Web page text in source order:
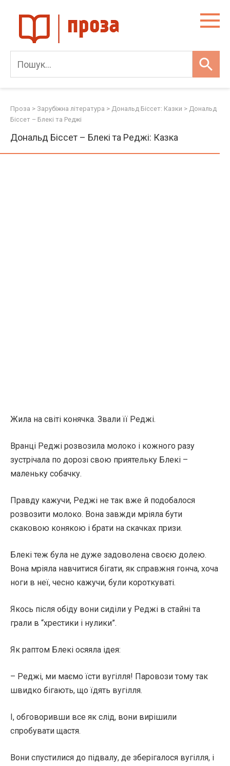
content
Проза > Зарубіжна література > Дональд Біссет: Казки > Дональд
Біссет – Блекі та Реджі
Дональд Біссет – Блекі та Реджі: Казка
Жила на світі конячка. Звали її Реджі.
Вранці Реджі розвозила молоко і кожного разу
зустрічала по дорозі свою приятельку Блекі –
маленьку собачку.
Правду кажучи, Реджі не так вже й подобалося
розвозити молоко. Вона завжди мріяла бути
скаковою конякою і брати на скачках призи.
Блекі теж була не дуже задоволена своєю долею.
Вона мріяла навчитися бігати, як справжня гонча, хоча
ноги в неї, чесно кажучи, були короткуваті.
Якось після обіду вони сиділи у Реджі в стайні та
грали в “хрестики і нулики”.
Як раптом Блекі осяяла ідея:
– Реджі, ми маємо їсти вугілля! Паровози тому так
швидко бігають, що їдять вугілля.
І, обговоривши все як слід, вони вирішили
спробувати щастя.
Вони спустилися до підвалу, де зберігалося вугілля, і